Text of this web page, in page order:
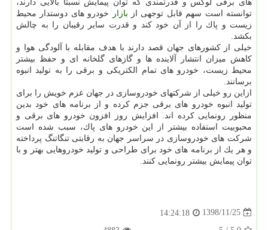
های برقی لوكس و قدرتمندی كه توان پیمایش نسبتا بالایی دارند،
توانسته است سهم قابل توجهی از بازار
خودرو های دوستدار محیط
زیست و پاك را از آن خود كند و قدرت سایر رقیبان را به چالش
بكشد.
خیلی از كشورهای جهان قصد دارند با هدف مقابله با آلودگی هوا و
كاهش میزان انتشار آلاینده ها و گازهای گلخانه ای و حفظ بیشتر
محیط زیست، خودرو های تمام الكتریكی و برقی را به تولید انبوه
برسانند.
ازاین رو خیلی از شركتهای خودروسازی در جهان عزم خویش را برای
تولید انبوه خودرو های برقی جزم كرده و از برنامه های خود بدین
منظور رونمایی كرده اند. افزایش روز افزون خودرو های برقی و
محبوبیت استفاده بیشتر از این خودرو های پاك، سبب شده است
شركت های خودروسازی در سراسر جهان به رقابتی تنگاتنگ پرداخته
و هر یك از برنامه های خود برای طراحی و تولید خودروهایی بهتر و با
توان پیمایش بیشتر رونمایی كنند.
1398/11/25
14:24:18